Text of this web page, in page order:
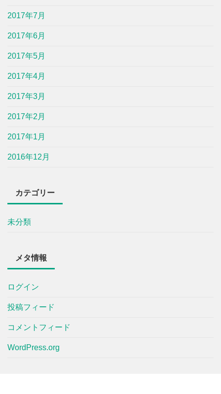
2017年7月
2017年6月
2017年5月
2017年4月
2017年3月
2017年2月
2017年1月
2016年12月
カテゴリー
未分類
メタ情報
ログイン
投稿フィード
コメントフィード
WordPress.org